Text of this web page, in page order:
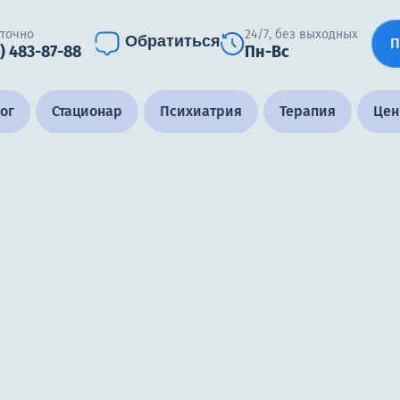
483-87-88
Обратиться 24/7, без выходных
Пн-Вс
Стационар Психиатрия Терапия